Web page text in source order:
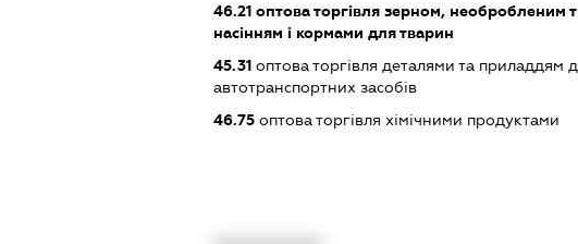
46.21оптова торгівля зерном, необробленим
насінням і кормами для тварин
45.31оптова торгівля деталями та приладдям
автотранспортних засобів
46.75оптова торгівля хімічними продуктами